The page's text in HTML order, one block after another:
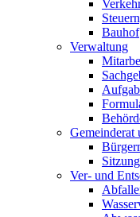
Bauhof
Verwaltung
Gemeinderat
Ver- und